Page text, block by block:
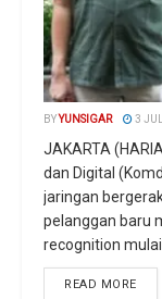
BYYUNSIGAR 3
JAKARTA
dan Digital
jaringan
pelanggan baru
recognition mulai
READ MORE